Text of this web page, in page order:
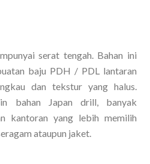
serat tengah. Bahan ini
baju PDH / PDL lantaran
dan tekstur yang halus.
bahan Japan drill, banyak
kantoran yang lebih memilih
ataupun jaket.